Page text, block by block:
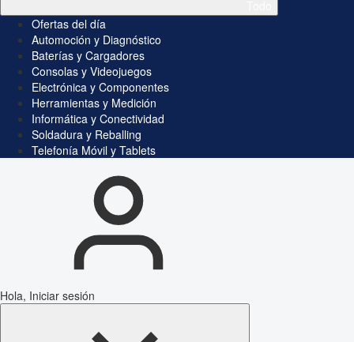
Ofertas del día
Automoción y Diagnóstico
Baterías y Cargadores
Consolas y Videojuegos
Electrónica y Componentes
Herramientas y Medición
Informática y Conectividad
Soldadura y Reballing
Telefonía Móvil y Tablets
Hola, Iniciar sesión